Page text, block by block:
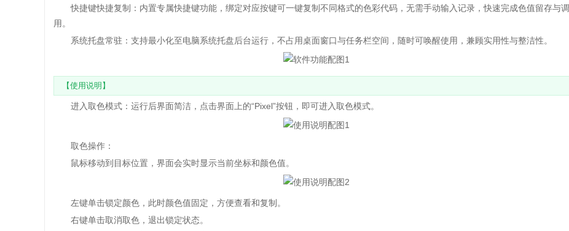
快捷键快捷复制：内置专属快捷键功能，绑定对应按键可一键复制不同格式的色彩代码，无需手动输入记录，快速完成色值留存与调
用。
系统托盘常驻：支持最小化至电脑系统托盘后台运行，不占用桌面窗口与任务栏空间，随时可唤醒使用，兼顾实用性与整洁性。
【使用说明】
‌进入取色模式‌：运行后界面简洁，点击界面上的“Pixel”按钮，即可进入取色模式。
‌取色操作‌：
鼠标移动到目标位置，界面会实时显示当前坐标和颜色值。
左键单击锁定颜色，此时颜色值固定，方便查看和复制。
右键单击取消取色，退出锁定状态。